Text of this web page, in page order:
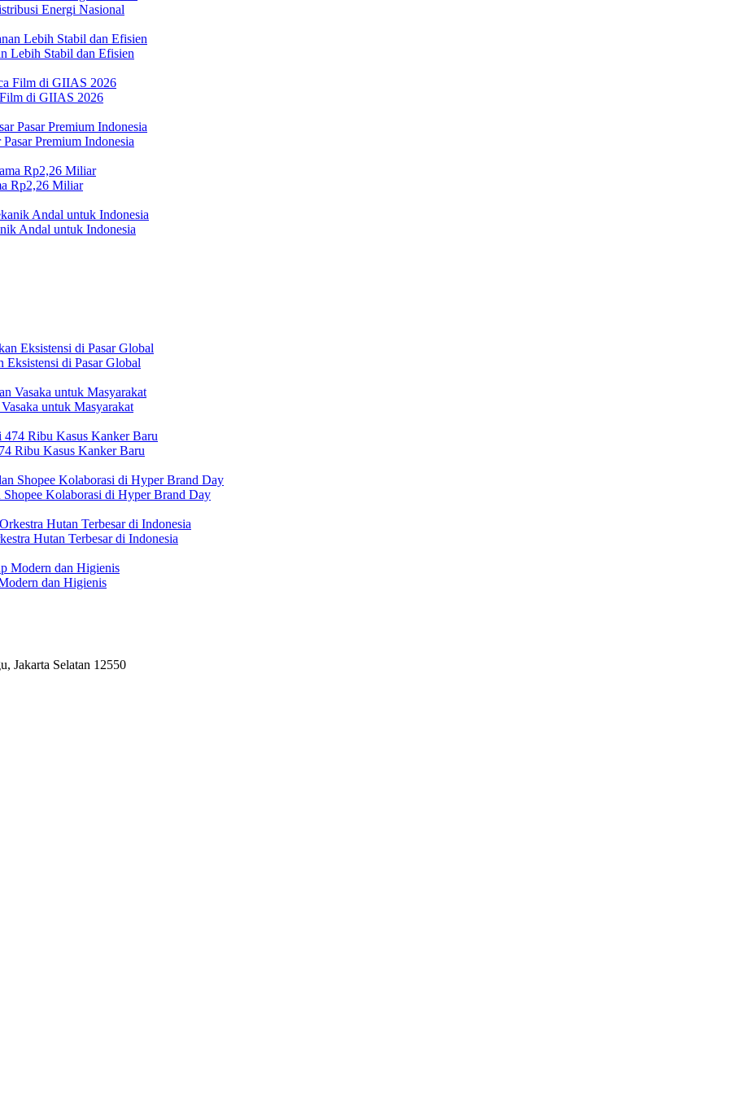
Energi Nasional
Lebih Stabil dan Efisien
di GIIAS 2026
Premium Indonesia
Rp2,26 Miliar
Andal untuk Indonesia
di Pasar Global
untuk Masyarakat
Ribu Kasus Kanker Baru
Kolaborasi di Hyper Brand Day
Hutan Terbesar di Indonesia
dan Higienis
Jakarta Selatan 12550